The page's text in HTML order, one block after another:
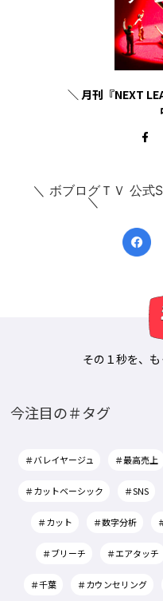
＼ 月刊『NEXT
＼ ボブログＴＶ 公式
その１秒を、
今注目の＃タグ
＃バレイヤージュ ＃最高売上
＃カットベーシック ＃SNS
＃カット ＃数字分析
＃ブリーチ ＃エアタッチ
＃千葉 ＃カウンセリング